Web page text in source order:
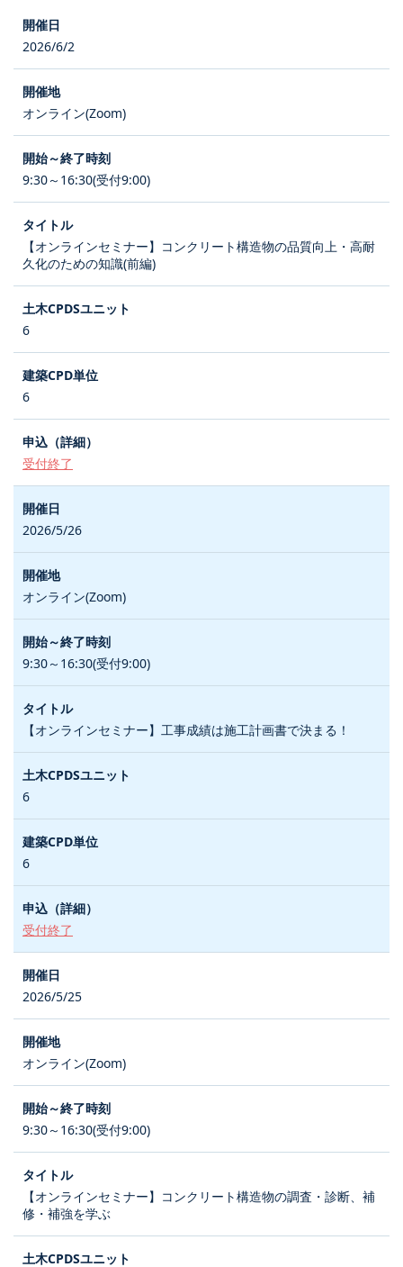
2026/6/2
オンライン(Zoom)
9:30～16:30(受付9:00)
【オンラインセミナー】コンクリート構造物の品質向上・高耐
久化のための知識(前編)
6
6
受付終了
2026/5/26
オンライン(Zoom)
9:30～16:30(受付9:00)
【オンラインセミナー】工事成績は施工計画書で決まる！
6
6
受付終了
2026/5/25
オンライン(Zoom)
9:30～16:30(受付9:00)
【オンラインセミナー】コンクリート構造物の調査・診断、補
修・補強を学ぶ